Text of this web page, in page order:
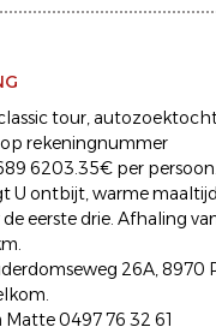
tour,
rekeningnummer
6203.35€ per persoon.
U ontbijt, warme
eerste drie. Afhaling
26A, 8970
0497 76 32 61